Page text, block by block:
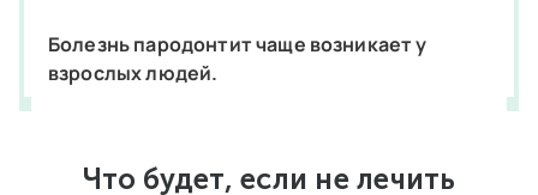
Болезнь пародонтит чаще возникает у
взрослых людей.
Что будет, если не лечить